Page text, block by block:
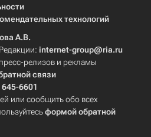
технологий
А.В.
internet-group@ria.ru
релизов и рекламы
связи
6601
или сообщить обо всех
формой обратной